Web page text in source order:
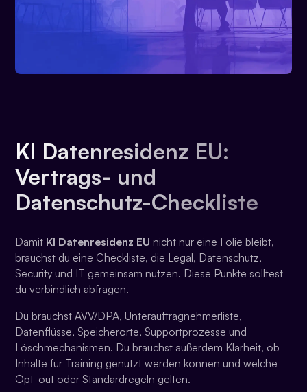
KI Datenresidenz EU:
Vertrags- und
Datenschutz-Checkliste
Damit KI Datenresidenz EU nicht nur eine Folie bleibt,
brauchst du eine Checkliste, die Legal, Datenschutz,
Security und IT gemeinsam nutzen. Diese Punkte solltest
du verbindlich abfragen.
Du brauchst AVV/DPA, Unterauftragnehmerliste,
Datenflüsse, Speicherorte, Supportprozesse und
Löschmechanismen. Du brauchst außerdem Klarheit, ob
Inhalte für Training genutzt werden können und welche
Opt-out oder Standardregeln gelten.